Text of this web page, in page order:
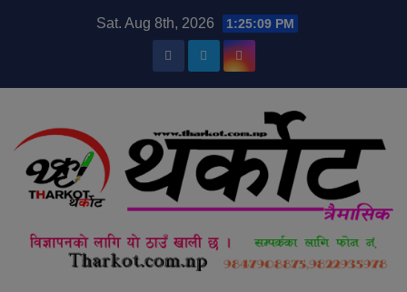
Sat. Aug 8th, 2026 1:25:10 PM
modal-check